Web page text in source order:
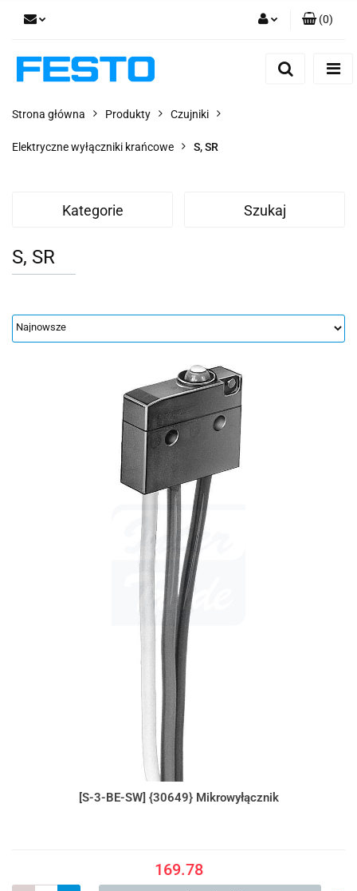
Dodaj zgłoszenie
(0)
Strona główna Produkty Czujniki
Elektryczne wyłączniki krańcowe S, SR
Kategorie Szukaj
S, SR
[S-3-BE-SW] {30649} Mikrowyłącznik
169.78